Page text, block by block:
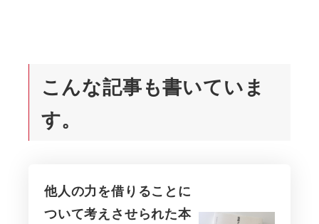
こんな記事も書いていま
す。
他人の力を借りることに
ついて考えさせられた本